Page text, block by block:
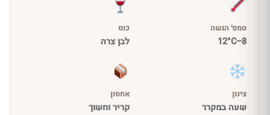
טמפ׳ הגשה
8–12°C
כוס
לבן צרה
צינון
שעה במקרר
אחסון
קריר וחשוך